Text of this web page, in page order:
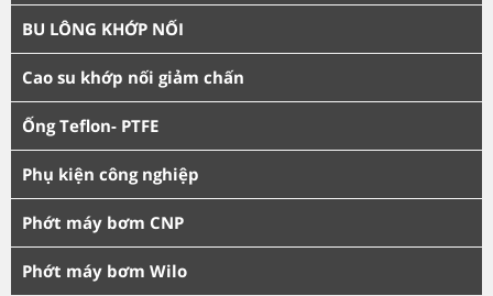
BU LÔNG KHỚP NỐI
Cao su khớp nối giảm chấn
Ống Teflon- PTFE
Phụ kiện công nghiệp
Phớt máy bơm CNP
Phớt máy bơm Wilo